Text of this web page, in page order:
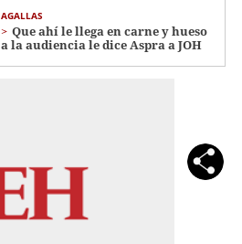
AGALLAS
Que ahí le llega en carne y hueso
a la audiencia le dice Aspra a JOH